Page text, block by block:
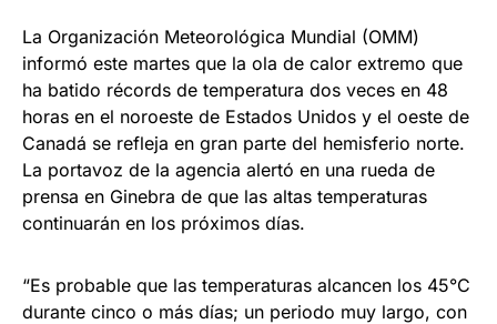
La Organización Meteorológica Mundial (OMM)
informó este martes que la ola de calor extremo que
ha batido récords de temperatura dos veces en 48
horas en el noroeste de Estados Unidos y el oeste de
Canadá se refleja en gran parte del hemisferio norte.
La portavoz de la agencia alertó en una rueda de
prensa en Ginebra de que las altas temperaturas
continuarán en los próximos días.
“Es probable que las temperaturas alcancen los 45°C
durante cinco o más días; un periodo muy largo, con